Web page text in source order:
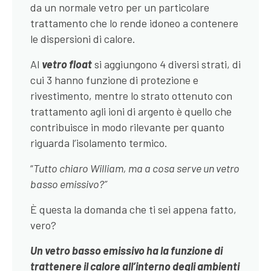
da un normale vetro per un particolare
trattamento che lo rende idoneo a contenere
le dispersioni di calore.
Al vetro floatsi aggiungono 4 diversi strati, di
cui 3 hanno funzione di protezione e
rivestimento, mentre lo strato ottenuto con
trattamento agli ioni di argento è quello che
contribuisce in modo rilevante per quanto
riguarda l’isolamento termico.
“Tutto chiaro William, ma a cosa serve un vetro
basso emissivo?”
È questa la domanda che ti sei appena fatto,
vero?
Un vetro basso emissivo ha la funzione di
trattenere il calore all’interno degli ambienti